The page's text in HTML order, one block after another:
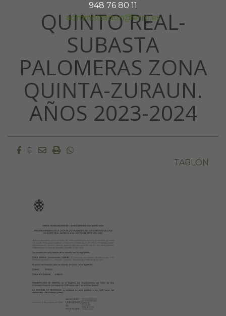
948 76 80 11
administracion@erro.es
QUINTO REAL-
SUBASTA
PALOMERAS ZONA
QUINTA-ZURAUN.
AÑOS 2023-2024
Facebook
Twitter
EmailImprimir
Whatsapp
TABLÓN